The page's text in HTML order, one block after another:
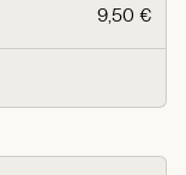
9,50 €